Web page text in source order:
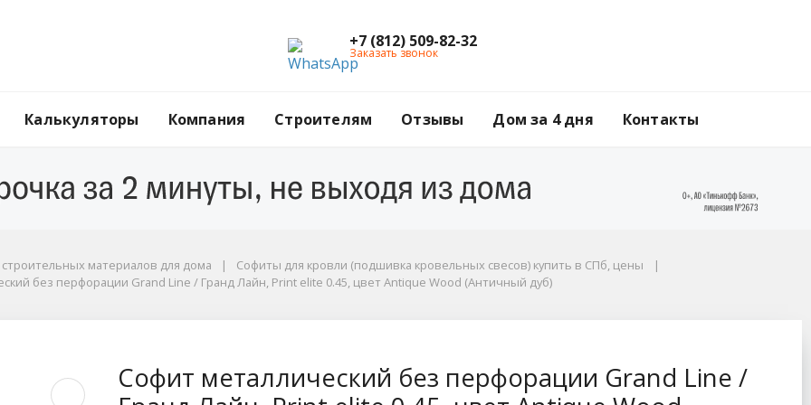
+7 (812) 509-82-32
Заказать звонок
Калькуляторы Компания Строителям Отзывы Дом за 4 дня Контакты
0.45, цвет Antique Wood (Античный дуб)
строительных материалов для дома
Софиты для кровли (подшивка кровельных свесов) купить в СПб, цены
без перфорации Grand Line / Гранд Лайн, Print elite 0.45, цвет Antique Wood (Античный дуб)
Софит металлический без перфорации Grand Line /